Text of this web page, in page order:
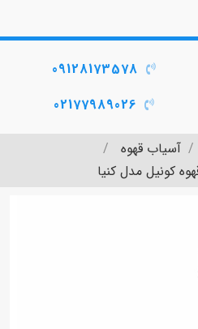
09128173578
02177989026
آسیاب قهوه
کونیل مدل کنیا